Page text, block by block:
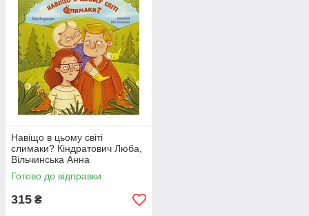
Навіщо в цьому світі
слимаки? Кіндратович Люба,
Вільчинська Анна
Готово до відправки
315 ₴